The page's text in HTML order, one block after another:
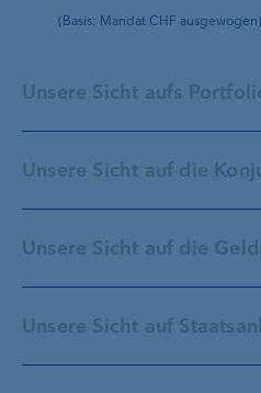
(Basis: Mandat CHF ausgewogen)
Unsere Sicht aufs
abgenommen
Unsere Sicht auf die
Weniger Dynamik
Arbeitsmarkt
Erste Risse am US-
Unsere Sicht auf die
EZB-Zinspolitik
Unsere Sicht auf